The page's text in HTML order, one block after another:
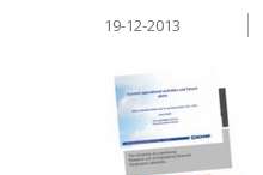
19-12-2013